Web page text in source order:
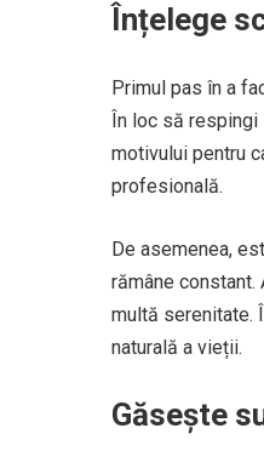
Înțelege
Primul pas în a
În loc să
motivului pentru
profesională.
De asemenea,
rămâne
multă serenitate.
naturală a vieții.
Găsește